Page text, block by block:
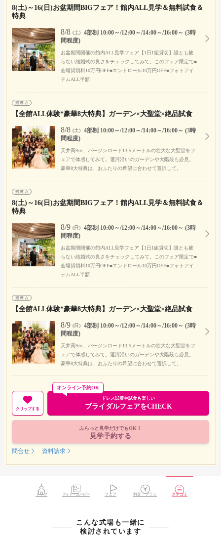
8(土)～16(日)お盆期間BIGフェア！館内ALL見学＆無料試食＆
特典
8/8 (土)
4部制 10:00～/12:00～/14:00～/16:00～ (3時
間程度)
お盆期間開催の館内ALL見学フェア【1日1組貸切】誰とも被
らない結婚式の良さをチェックしてみて。このフェア限定で■
会場貸切料10万円OFF■エンドロール10万円OFF■フォトアイ
テムALL半額
【全館ALL体験*豪華8大特典】ガーデン×大聖堂×絶品試食
8/8 (土)
4部制 10:00～/12:00～/14:00～/16:00～ (3時
間程度)
天井高9ｍ、バージンロード13,5メートルの壮大な大聖堂をフ
ェアで体感してみて。運河沿いのガーデンや大階段も必見。
豪華8大特典は、おふたりの希望に合わせて選択して。
8(土)～16(日)お盆期間BIGフェア！館内ALL見学＆無料試食＆
特典
8/9 (日)
4部制 10:00～/12:00～/14:00～/16:00～ (3時
間程度)
お盆期間開催の館内ALL見学フェア【1日1組貸切】誰とも被
らない結婚式の良さをチェックしてみて。このフェア限定で■
会場貸切料10万円OFF■エンドロール10万円OFF■フォトアイ
テムALL半額
【全館ALL体験*豪華8大特典】ガーデン×大聖堂×絶品試食
8/9 (日)
4部制 10:00～/12:00～/14:00～/16:00～ (3時
間程度)
天井高9ｍ、バージンロード13,5メートルの壮大な大聖堂をフ
ェアで体感してみて。運河沿いのガーデンや大階段も必見。
豪華8大特典は、おふたりの希望に合わせて選択して。
クリップする
ドレス試着や試食も楽しい
ブライダルフェアをCHECK
オンライン予約OK
ふらっと見学だけでもOK！
見学予約する
問合せ 資料請求
トップ フォト・ムービー フェア 料金・プラン クチコミ
こんな式場も一緒に
検討されています